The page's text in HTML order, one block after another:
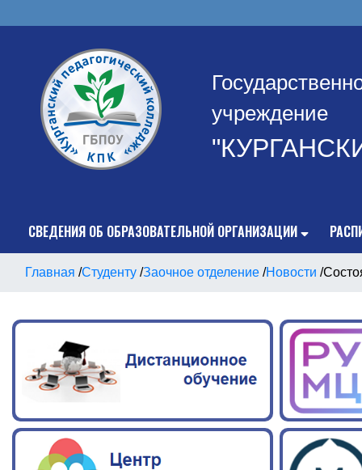
учреждение
СВЕДЕНИЯ ОБ ОБРАЗОВАТЕЛЬНОЙ ОРГАНИЗАЦИИ
Главная /Студенту /Заочное отделение /Новости /